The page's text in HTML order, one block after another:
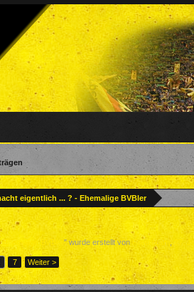
eigentlich ... ? - Ehemalige BVBler
BVBler" wurde erstellt vonForenteam, 27.
7 Weiter >